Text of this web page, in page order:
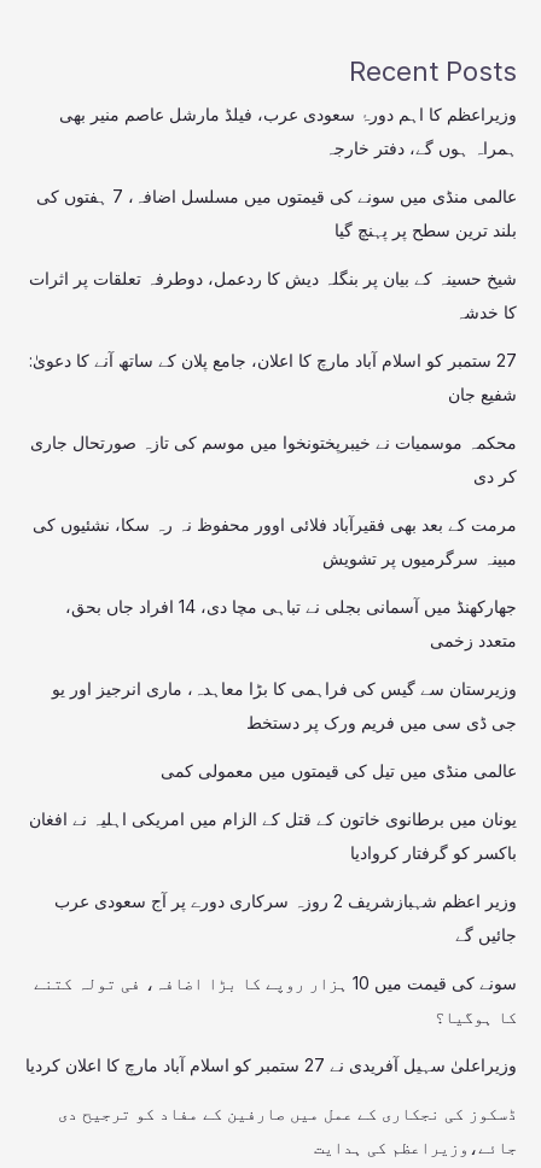
Recent Posts
وزیراعظم کا اہم دورۂ سعودی عرب، فیلڈ مارشل عاصم منیر بھی
ہمراہ ہوں گے، دفتر خارجہ
عالمی منڈی میں سونے کی قیمتوں میں مسلسل اضافہ، 7 ہفتوں کی
بلند ترین سطح پر پہنچ گیا
شیخ حسینہ کے بیان پر بنگلہ دیش کا ردعمل، دوطرفہ تعلقات پر اثرات
کا خدشہ
27 ستمبر کو اسلام آباد مارچ کا اعلان، جامع پلان کے ساتھ آنے کا دعویٰ:
شفیع جان
محکمہ موسمیات نے خیبرپختونخوا میں موسم کی تازہ صورتحال جاری
کر دی
مرمت کے بعد بھی فقیرآباد فلائی اوور محفوظ نہ رہ سکا، نشئیوں کی
مبینہ سرگرمیوں پر تشویش
جھارکھنڈ میں آسمانی بجلی نے تباہی مچا دی، 14 افراد جاں بحق،
متعدد زخمی
وزیرستان سے گیس کی فراہمی کا بڑا معاہدہ، ماری انرجیز اور یو
جی ڈی سی میں فریم ورک پر دستخط
عالمی منڈی میں تیل کی قیمتوں میں معمولی کمی
یونان میں برطانوی خاتون کے قتل کے الزام میں امریکی اہلیہ نے افغان
باکسر کو گرفتار کروادیا
وزیر اعظم شہبازشریف 2 روزہ سرکاری دورے پر آج سعودی عرب
جائیں گے
سونے کی قیمت میں 10 ہزار روپے کا بڑا اضافہ، فی تولہ کتنے
کا ہوگیا؟
وزیراعلیٰ سہیل آفریدی نے 27 ستمبر کو اسلام آباد مارچ کا اعلان کردیا
ڈسکوز کی نجکاری کے عمل میں صارفین کے مفاد کو ترجیح دی
جائے،وزیراعظم کی ہدایت